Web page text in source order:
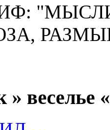
веселье «